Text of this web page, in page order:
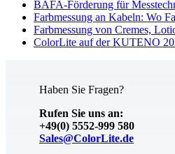
BAFA-Förderung für
Farbmessung an Kabeln: Wo
Farbmessung von Cremes,
ColorLite auf der KUTENO
Haben Sie Fragen?
Rufen Sie uns an:
+49(0) 5552-999 580
Sales@ColorLite.de